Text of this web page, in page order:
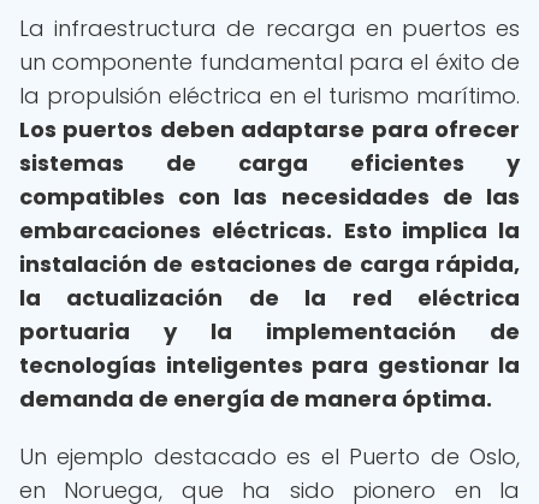
La infraestructura de recarga en puertos es
un componente fundamental para el éxito de
la propulsión eléctrica en el turismo marítimo.
Los puertos deben adaptarse para ofrecer
sistemas de carga eficientes y
compatibles con las necesidades de las
embarcaciones eléctricas. Esto implica la
instalación de estaciones de carga rápida,
la actualización de la red eléctrica
portuaria y la implementación de
tecnologías inteligentes para gestionar la
demanda de energía de manera óptima.
Un ejemplo destacado es el Puerto de Oslo,
en Noruega, que ha sido pionero en la